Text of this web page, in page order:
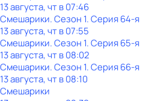
13 августа, чт в 07:46
Смешарики. Сезон 1. Серия 64-я
13 августа, чт в 07:55
Смешарики. Сезон 1. Серия 65-я
13 августа, чт в 08:02
Смешарики. Сезон 1. Серия 66-я
13 августа, чт в 08:10
Смешарики